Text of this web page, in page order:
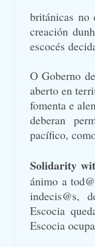
británicas no
creación
escocés
O Goberno
aberto en
fomenta e
deberan
pacífico,
Solidarity
ánimo a
indecis@s,
Escocia
Escocia